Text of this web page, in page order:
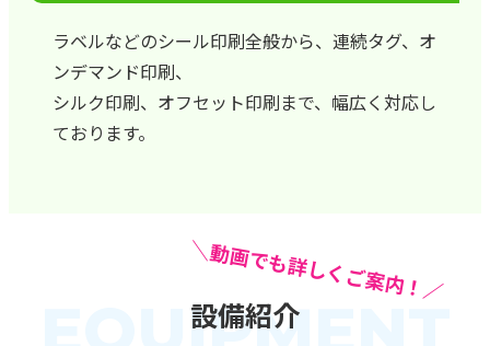
ラベルなどのシール印刷全般から、連続タグ、オ
ンデマンド印刷、
シルク印刷、オフセット印刷まで、幅広く対応し
ております。
設備紹介
＼動画でも詳しくご案内！／